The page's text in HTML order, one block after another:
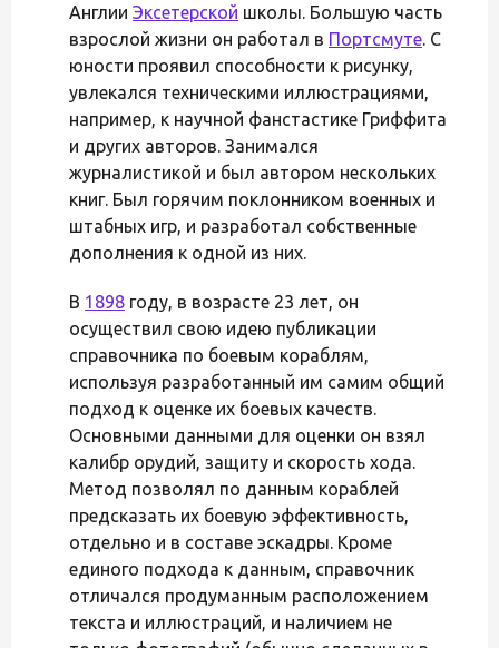
Англии Эксетерской школы. Большую часть
взрослой жизни он работал в Портсмуте. С
юности проявил способности к рисунку,
увлекался техническими иллюстрациями,
например, к научной фанстастике Гриффита
и других авторов. Занимался
журналистикой и был автором нескольких
книг. Был горячим поклонником военных и
штабных игр, и разработал собственные
дополнения к одной из них.
В 1898 году, в возрасте 23 лет, он
осуществил свою идею публикации
справочника по боевым кораблям,
используя разработанный им самим общий
подход к оценке их боевых качеств.
Основными данными для оценки он взял
калибр орудий, защиту и скорость хода.
Метод позволял по данным кораблей
предсказать их боевую эффективность,
отдельно и в составе эскадры. Кроме
единого подхода к данным, справочник
отличался продуманным расположением
текста и иллюстраций, и наличием не